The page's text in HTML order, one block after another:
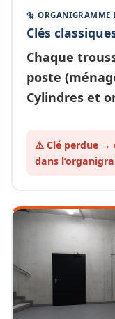
🔩 ORGANIGRAMME
Clés
Chaque
poste
Cylindres et
⚠️ Clé perdue →
dans